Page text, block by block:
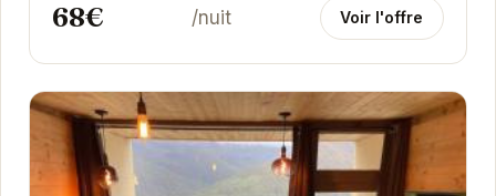
68€ /nuit Voir l'offre